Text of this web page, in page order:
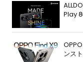
Play
ンス